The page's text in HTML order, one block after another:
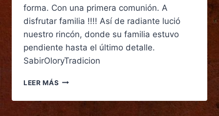
forma. Con una primera comunión. A
disfrutar familia !!!! Así de radiante lució
nuestro rincón, donde su familia estuvo
pendiente hasta el último detalle.
SabirOloryTradicion
LEER MÁS